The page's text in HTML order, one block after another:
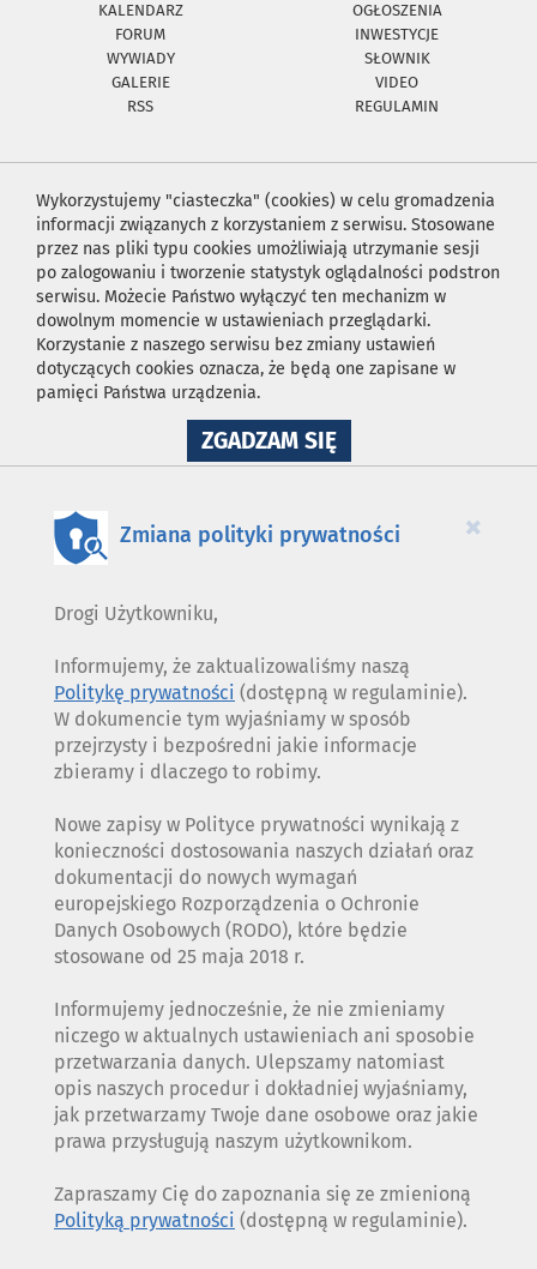
KALENDARZ
OGŁOSZENIA
FORUM
INWESTYCJE
WYWIADY
SŁOWNIK
GALERIE
VIDEO
RSS
REGULAMIN
Wykorzystujemy "ciasteczka" (cookies) w celu gromadzenia
informacji związanych z korzystaniem z serwisu. Stosowane
przez nas pliki typu cookies umożliwiają utrzymanie sesji
po zalogowaniu i tworzenie statystyk oglądalności podstron
serwisu. Możecie Państwo wyłączyć ten mechanizm w
dowolnym momencie w ustawieniach przeglądarki.
Korzystanie z naszego serwisu bez zmiany ustawień
dotyczących cookies oznacza, że będą one zapisane w
pamięci Państwa urządzenia.
ZGADZAM SIĘNA
WYKORZYSTANIE
×
Zmiana polityki prywatności
Drogi Użytkowniku,
Informujemy, że zaktualizowaliśmy naszą
Politykę prywatności (dostępną w regulaminie).
W dokumencie tym wyjaśniamy w sposób
przejrzysty i bezpośredni jakie informacje
zbieramy i dlaczego to robimy.
Nowe zapisy w Polityce prywatności wynikają z
konieczności dostosowania naszych działań oraz
dokumentacji do nowych wymagań
europejskiego Rozporządzenia o Ochronie
Danych Osobowych (RODO), które będzie
stosowane od 25 maja 2018 r.
Informujemy jednocześnie, że nie zmieniamy
niczego w aktualnych ustawieniach ani sposobie
przetwarzania danych. Ulepszamy natomiast
opis naszych procedur i dokładniej wyjaśniamy,
jak przetwarzamy Twoje dane osobowe oraz jakie
prawa przysługują naszym użytkownikom.
Zapraszamy Cię do zapoznania się ze zmienioną
Polityką prywatności (dostępną w regulaminie).